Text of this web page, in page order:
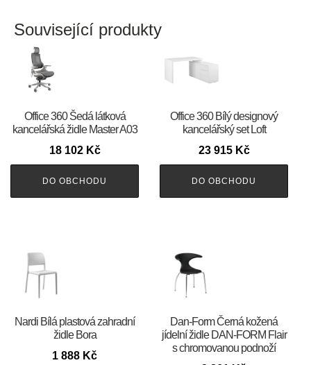
Související produkty
Office 360 Šedá látková
kancelářská židle Master A03
18 102 Kč
DO OBCHODU
Office 360 Bílý designový
kancelářský set Loft
23 915 Kč
DO OBCHODU
Nardi Bílá plastová zahradní
židle Bora
1 888 Kč
​​​​​Dan-Form Černá kožená
jídelní židle DAN-FORM Flair
s chromovanou podnoží